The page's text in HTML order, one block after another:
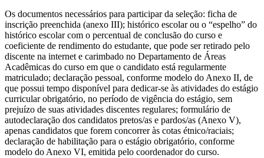
Os documentos necessários para participar da seleção: ficha de
inscrição preenchida (anexo III); histórico escolar ou o “espelho” do
histórico escolar com o percentual de conclusão do curso e
coeficiente de rendimento do estudante, que pode ser retirado pelo
discente na internet e carimbado no Departamento de Áreas
Acadêmicas do curso em que o candidato está regularmente
matriculado; declaração pessoal, conforme modelo do Anexo II, de
que possui tempo disponível para dedicar-se às atividades do estágio
curricular obrigatório, no período de vigência do estágio, sem
prejuízo de suas atividades discentes regulares; formulário de
autodeclaração dos candidatos pretos/as e pardos/as (Anexo V),
apenas candidatos que forem concorrer às cotas étnico/raciais;
declaração de habilitação para o estágio obrigatório, conforme
modelo do Anexo VI, emitida pelo coordenador do curso.